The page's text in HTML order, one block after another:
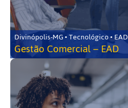
Divinópolis-MG • Tecnológico • EAD
Gestão Comercial – EAD